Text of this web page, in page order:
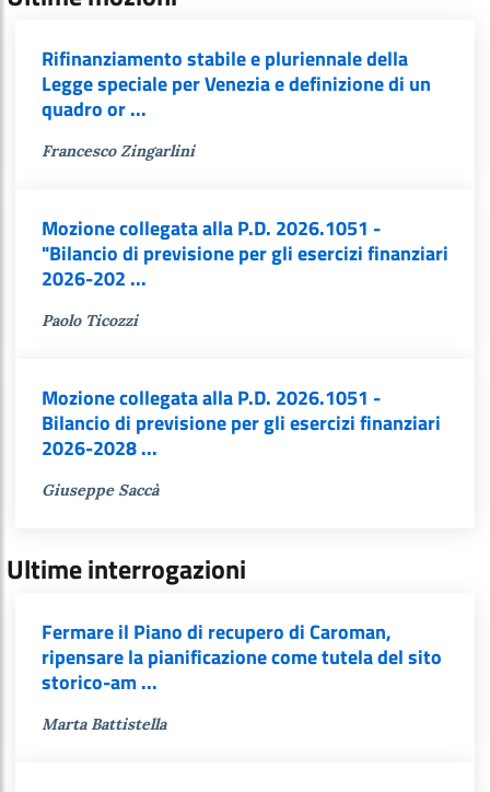
Rifinanziamento stabile e pluriennale della
Legge speciale per Venezia e definizione di un
quadro or ...
Francesco Zingarlini
Mozione collegata alla P.D. 2026.1051 -
"Bilancio di previsione per gli esercizi finanziari
2026-202 ...
Paolo Ticozzi
Mozione collegata alla P.D. 2026.1051 -
Bilancio di previsione per gli esercizi finanziari
2026-2028 ...
Giuseppe Saccà
Ultime interrogazioni
Fermare il Piano di recupero di Caroman,
ripensare la pianificazione come tutela del sito
storico-am ...
Marta Battistella